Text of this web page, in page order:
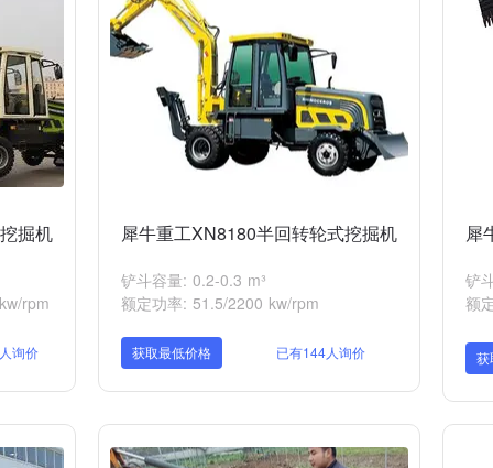
总的来说，聊城犀牛18挖掘机是一款性能优越的挖掘机设备，可广
泛应用于道路建设、市政工程、矿山开采等领域，为各种施工项目
提供重要的支持和帮助。
掘机
rpm
询价
犀牛重工XN8180半回转轮式挖掘机
铲斗容量: 0.2-0.3 m³
额定功率: 51.5/2200 kw/rpm
获取最低价格 已有144人询价
犀
铲
额
获